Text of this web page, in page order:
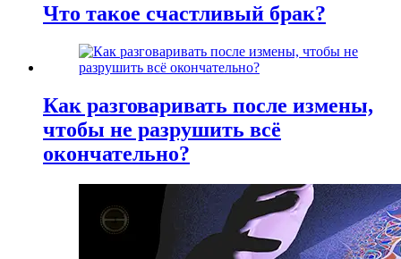
Что такое счастливый брак?
Как разговаривать после измены,
чтобы не разрушить всё
окончательно?